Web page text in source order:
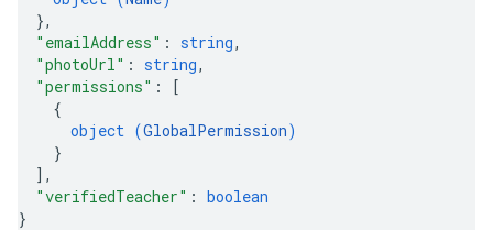
},
"emailAddress" : string,
"photoUrl" : string,
"permissions" :
[
{
object (GlobalPermission)
}
] ,
"verifiedTeacher" : boolean
}